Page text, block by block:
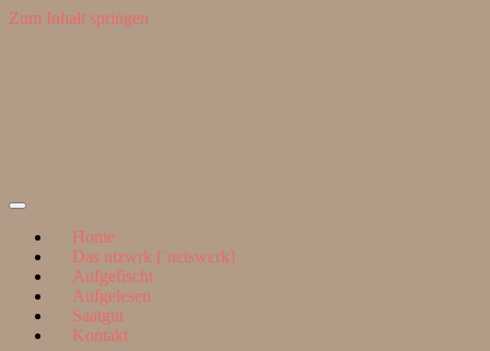
Zum Inhalt springen
Home
Das ntzwrk [ˈnɛtswɛrk]
Aufgefischt
Aufgelesen
Saatgut
Kontakt